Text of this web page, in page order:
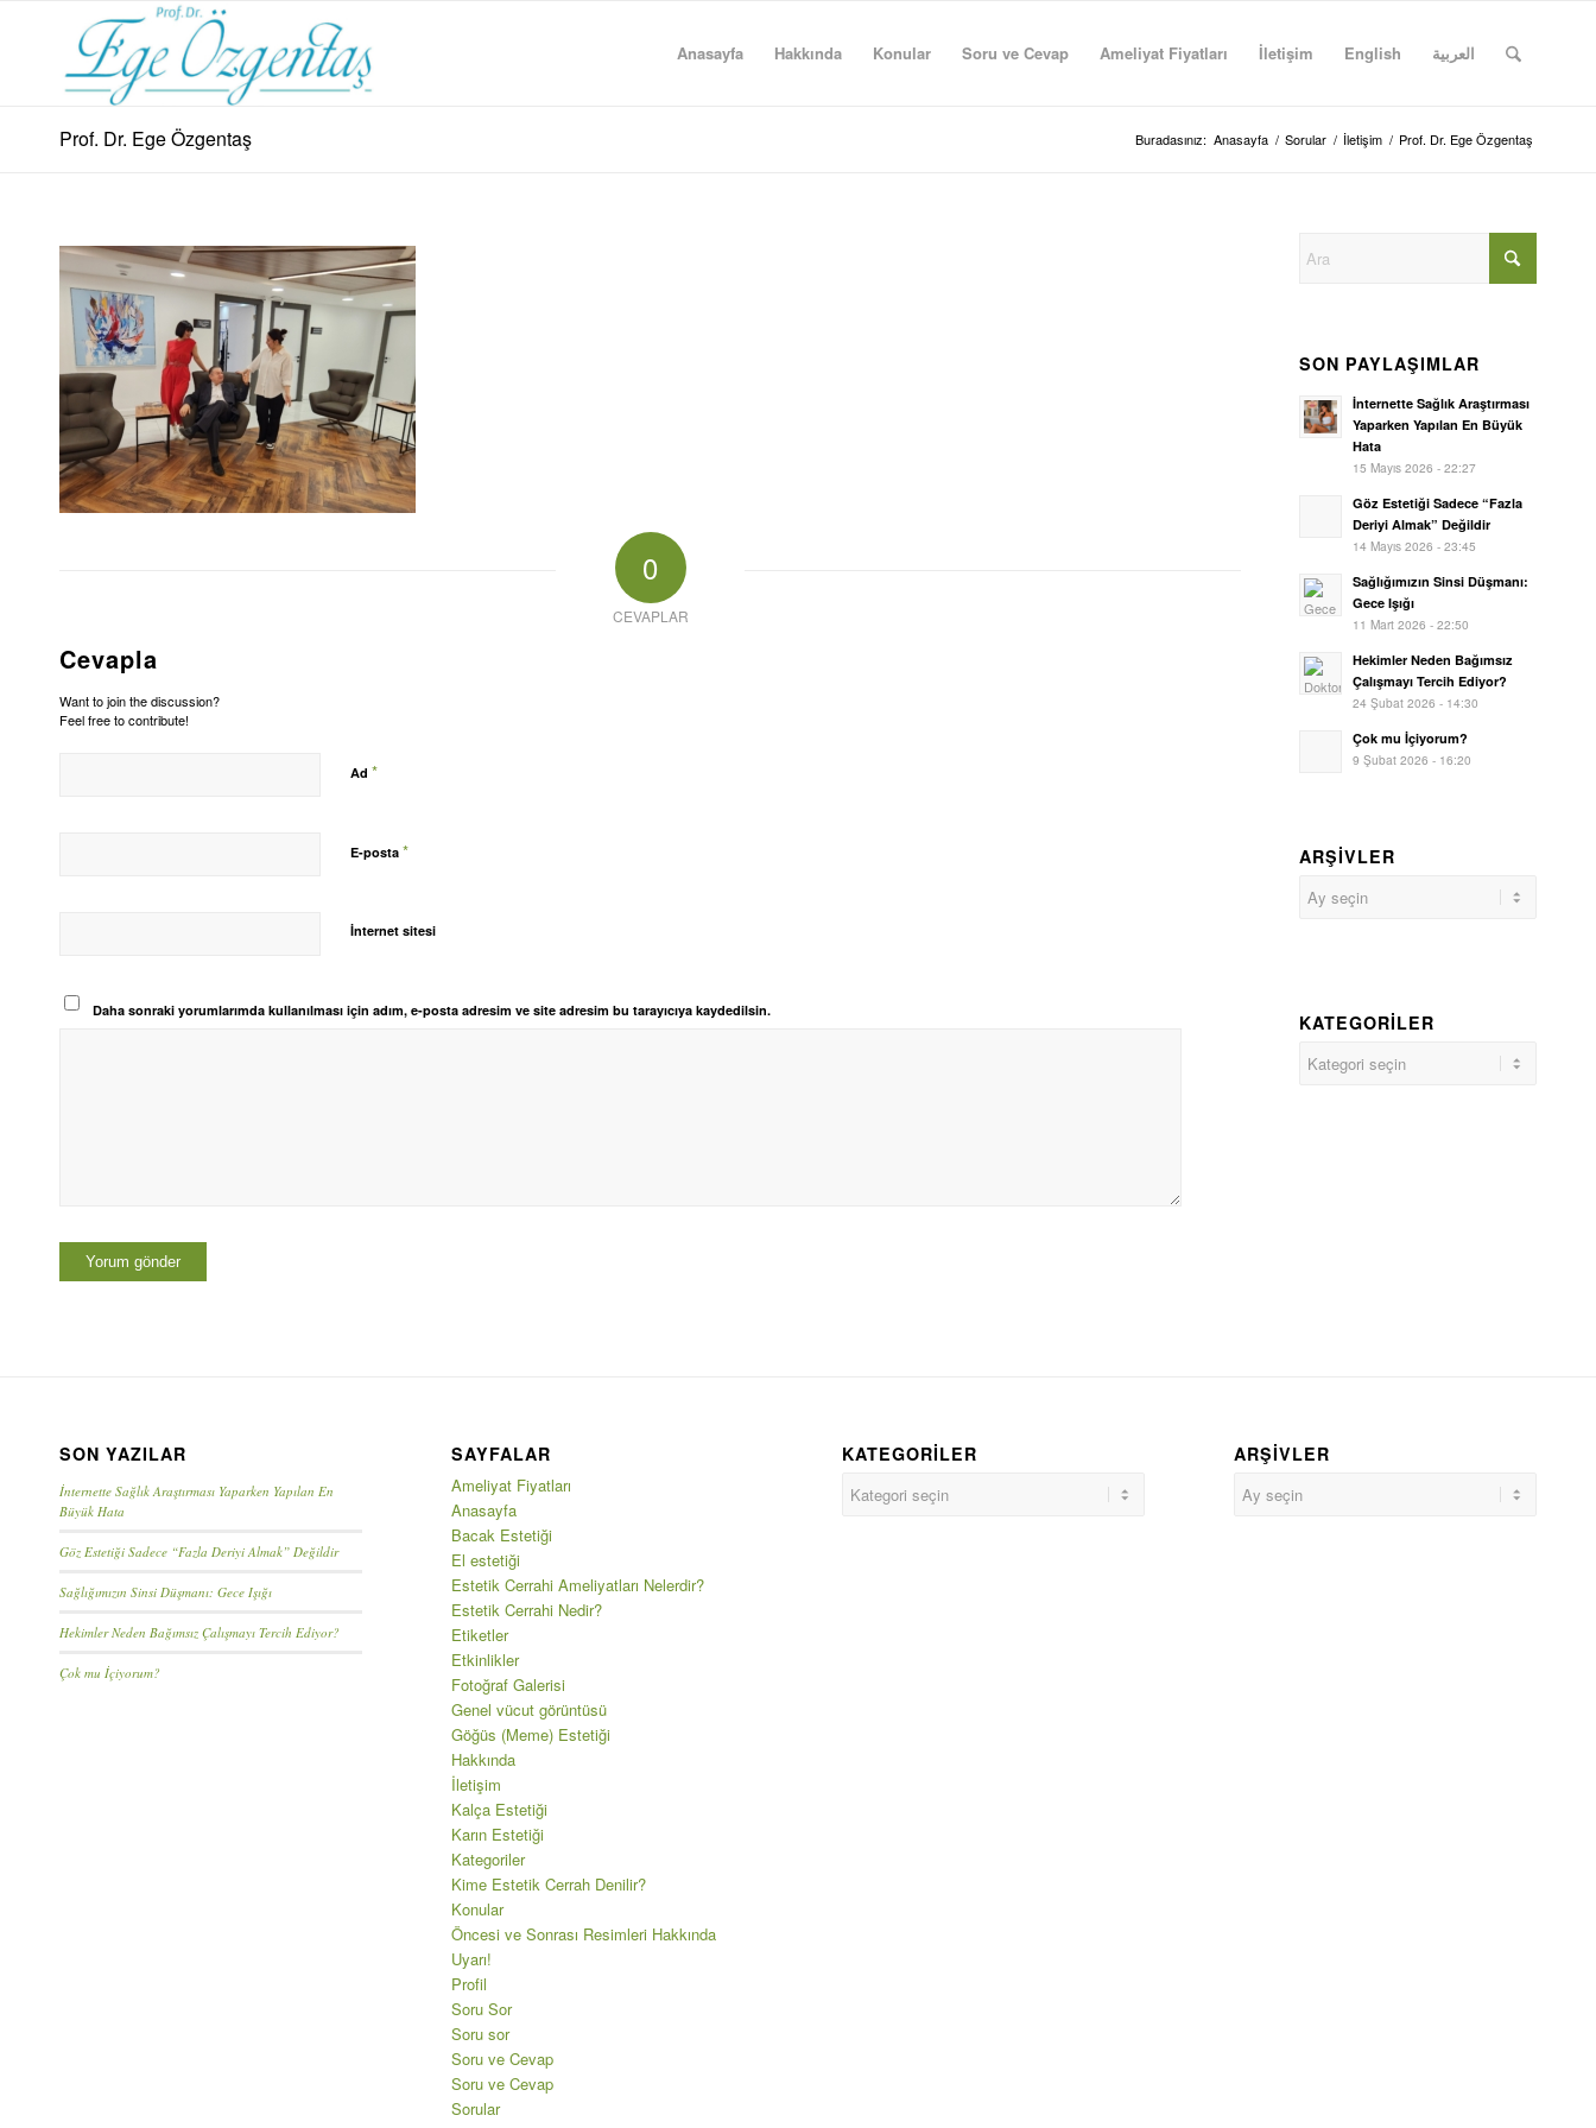
Anasayfa Hakkında Konular Soru ve Cevap Ameliyat Fiyatları İletişim English العربية
Prof. Dr. Ege Özgentaş Buradasınız: Anasayfa / Sorular / İletişim / Prof. Dr. Ege Özgentaş
0
CEVAPLAR
Cevapla
Want to join the discussion?
Feel free to contribute!
Ad *
E-posta *
İnternet sitesi
Daha sonraki yorumlarımda kullanılması için adım, e-posta adresim ve site adresim bu tarayıcıya kaydedilsin.
SON PAYLAŞIMLAR
İnternette Sağlık Araştırması
Yaparken Yapılan En Büyük
Hata
15 Mayıs 2026 - 22:27
Göz Estetiği Sadece “Fazla
Deriyi Almak” Değildir
14 Mayıs 2026 - 23:45
Sağlığımızın Sinsi Düşmanı:
Gece Işığı
11 Mart 2026 - 22:50
Hekimler Neden Bağımsız
Çalışmayı Tercih Ediyor?
24 Şubat 2026 - 14:30
Çok mu İçiyorum?
9 Şubat 2026 - 16:20
ARŞIVLER
KATEGORILER
SON YAZILAR
İnternette Sağlık Araştırması Yaparken Yapılan En
Büyük Hata
Göz Estetiği Sadece “Fazla Deriyi Almak” Değildir
Sağlığımızın Sinsi Düşmanı: Gece Işığı
Hekimler Neden Bağımsız Çalışmayı Tercih Ediyor?
Çok mu İçiyorum?
SAYFALAR
Ameliyat Fiyatları
Anasayfa
Bacak Estetiği
El estetiği
Estetik Cerrahi Ameliyatları Nelerdir?
Estetik Cerrahi Nedir?
Etiketler
Etkinlikler
Fotoğraf Galerisi
Genel vücut görüntüsü
Göğüs (Meme) Estetiği
Hakkında
İletişim
Kalça Estetiği
Karın Estetiği
Kategoriler
Kime Estetik Cerrah Denilir?
Konular
Öncesi ve Sonrası Resimleri Hakkında
Uyarı!
Profil
Soru Sor
Soru sor
Soru ve Cevap
Soru ve Cevap
Sorular
KATEGORILER ARŞIVLER